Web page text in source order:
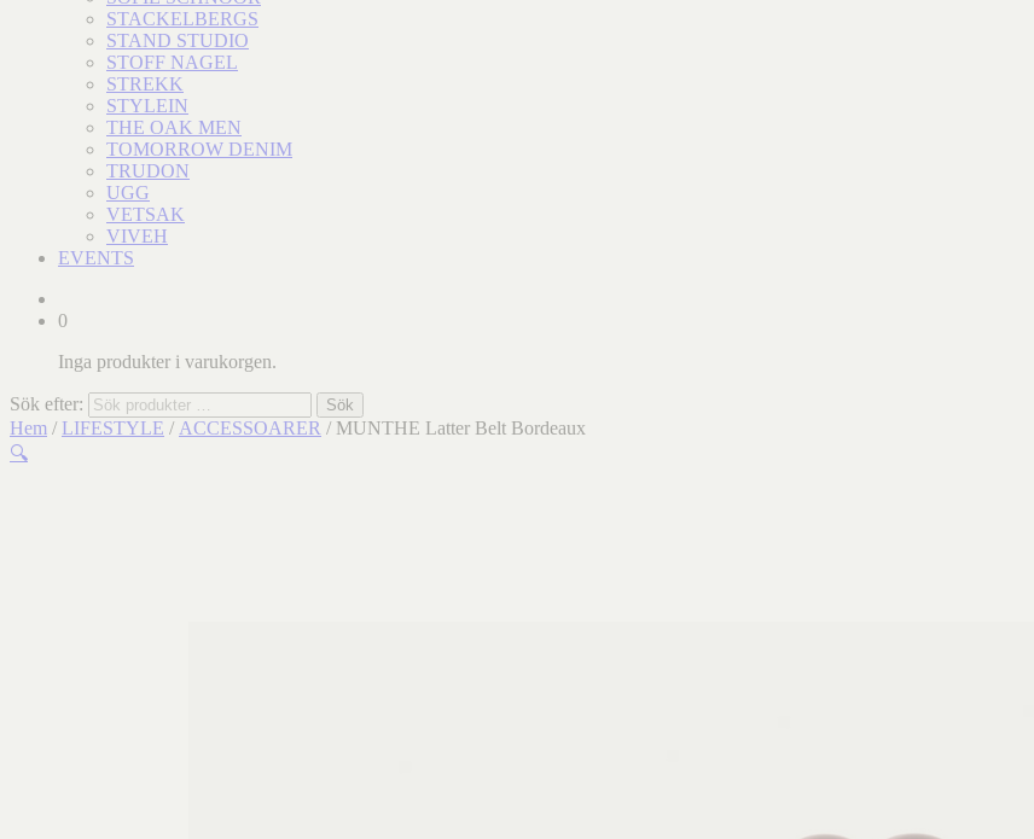
STACKELBERGS
STAND STUDIO
STOFF NAGEL
STREKK
STYLEIN
THE OAK MEN
TOMORROW DENIM
TRUDON
UGG
VETSAK
VIVEH
EVENTS
0
Inga produkter i varukorgen.
Sök efter: Sök
Hem / LIFESTYLE / ACCESSOARER / MUNTHE Latter Belt Bordeaux
🔍